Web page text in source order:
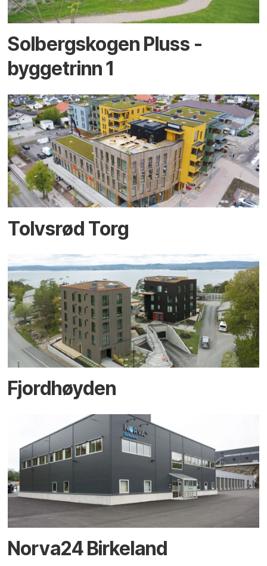
Solbergskogen Pluss -
byggetrinn 1
Tolvsrød Torg
Fjordhøyden
Norva24 Birkeland